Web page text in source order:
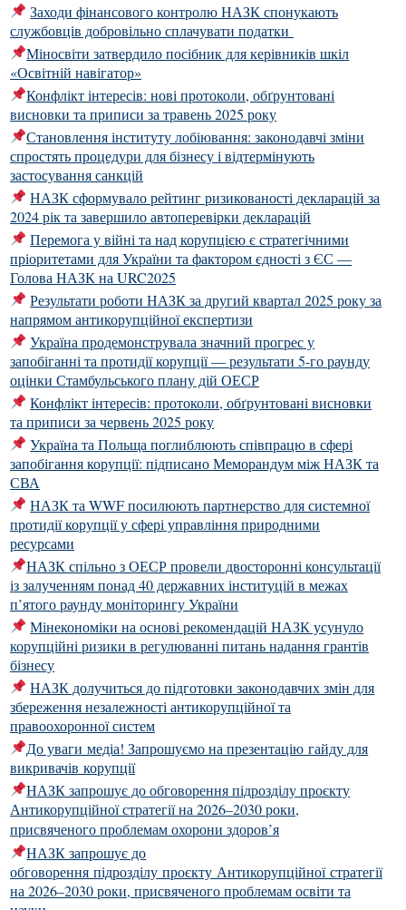
Заходи фінансового контролю НАЗК спонукають
службовців добровільно сплачувати податки
Міносвіти затвердило посібник для керівників шкіл
«Освітній навігатор»
Конфлікт інтересів: нові протоколи, обґрунтовані
висновки та приписи за травень 2025 року
Становлення інституту лобіювання: законодавчі зміни
спростять процедури для бізнесу і відтермінують
застосування санкцій
НАЗК сформувало рейтинг ризикованості декларацій за
2024 рік та завершило автоперевірки декларацій
Перемога у війні та над корупцією є стратегічними
пріоритетами для України та фактором єдності з ЄС —
Голова НАЗК на URC2025
Результати роботи НАЗК за другий квартал 2025 року за
напрямом антикорупційної експертизи
Україна продемонструвала значний прогрес у
запобіганні та протидії корупції — результати 5-го раунду
оцінки Стамбульського плану дій ОЕСР
Конфлікт інтересів: протоколи, обґрунтовані висновки
та приписи за червень 2025 року
Україна та Польща поглиблюють співпрацю в сфері
запобігання корупції: підписано Меморандум між НАЗК та
СВА
НАЗК та WWF посилюють партнерство для системної
протидії корупції у сфері управління природними
ресурсами
НАЗК спільно з ОЕСР провели двосторонні консультації
із залученням понад 40 державних інституцій в межах
п’ятого раунду моніторингу України
Мінекономіки на основі рекомендацій НАЗК усунуло
корупційні ризики в регулюванні питань надання грантів
бізнесу
НАЗК долучиться до підготовки законодавчих змін для
збереження незалежності антикорупційної та
правоохоронної систем
До уваги медіа! Запрошуємо на презентацію гайду для
викривачів корупції
НАЗК запрошує до обговорення підрозділу проєкту
Антикорупційної стратегії на 2026–2030 роки,
присвяченого проблемам охорони здоров’я
НАЗК запрошує до
обговорення підрозділу проєкту Антикорупційної стратегії
на 2026–2030 роки, присвяченого проблемам освіти та